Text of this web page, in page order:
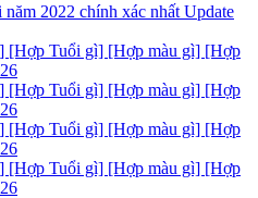
2022 chính xác nhất Update
[Hợp Tuổi gì] [Hợp màu gì] [Hợp
[Hợp Tuổi gì] [Hợp màu gì] [Hợp
[Hợp Tuổi gì] [Hợp màu gì] [Hợp
[Hợp Tuổi gì] [Hợp màu gì] [Hợp